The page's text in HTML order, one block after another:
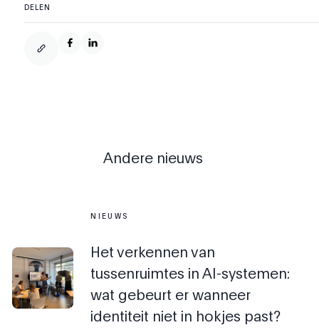
DELEN
Andere nieuws
NIEUWS
Het verkennen van
tussenruimtes in AI-systemen:
wat gebeurt er wanneer
identiteit niet in hokjes past?